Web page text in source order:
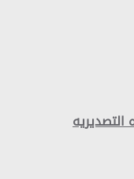
التصديريه